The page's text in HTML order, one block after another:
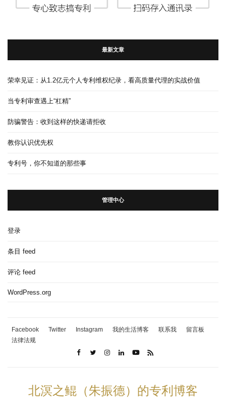
最新文章
荣幸见证：从1.2亿元个人专利维权纪录，看高质量代理的实战价值
当专利审查遇上“杠精”
防骗警告：收到这样的快递请拒收
教你认识优先权
专利号，你不知道的那些事
管理中心
登录
条目 feed
评论 feed
WordPress.org
Facebook Twitter Instagram 我的生活博客 联系我
留言板
法律法规
北溟之鲲（朱振德）的专利博客